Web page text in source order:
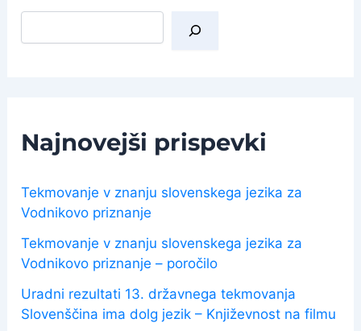
I
Najnovejši prispevki
Tekmovanje v znanju slovenskega jezika za
Vodnikovo priznanje
Tekmovanje v znanju slovenskega jezika za
Vodnikovo priznanje – poročilo
Uradni rezultati 13. državnega tekmovanja
Slovenščina ima dolg jezik – Književnost na filmu